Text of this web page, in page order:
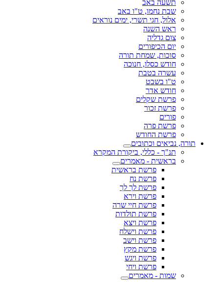
תשעה באב
שבת נחמו, ט"ו באב
אלול, חגי תשרי, ימים נוראים
ראש השנה
צום גדליה
יום הכיפורים
סוכות, שמחת תורה
חודש כסלו, חנוכה
עשרה בטבת
ט"ו בשבט
חודש אדר
פרשת שקלים
פרשת זכור
פורים
פרשת פרה
פרשת החודש
תורה, נביאים וכתובים
תנ"ך - כללי, ביקורת המקרא
בראשית - מאמרים
פרשת בראשית
פרשת נח
פרשת לך לך
פרשת וירא
פרשת חיי שרה
פרשת תולדות
פרשת ויצא
פרשת וישלח
פרשת וישב
פרשת מקץ
פרשת ויגש
פרשת ויחי
שמות - מאמרים